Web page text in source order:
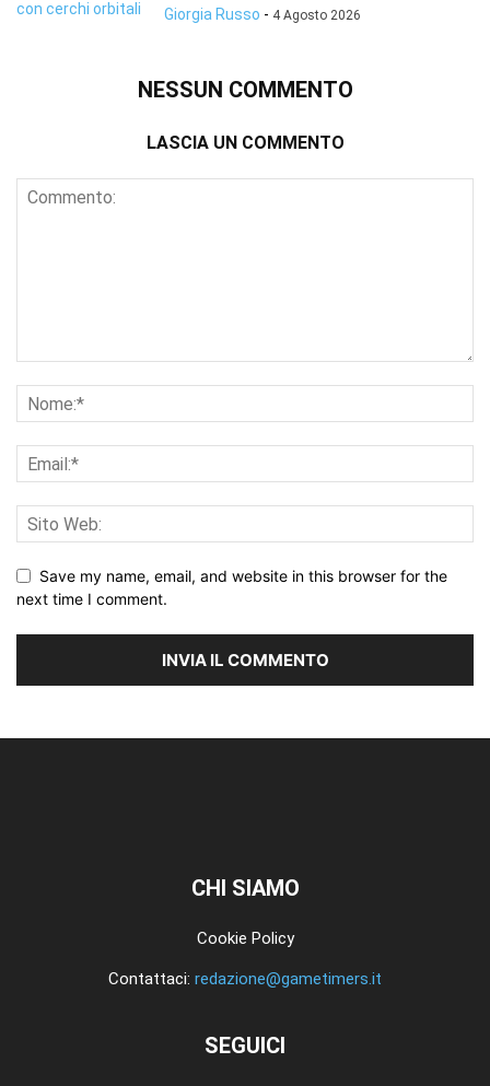
Giorgia Russo - 4 Agosto 2026
NESSUN COMMENTO
LASCIA UN COMMENTO
Save my name, email, and website in this browser for the
next time I comment.
CHI SIAMO
Cookie Policy
Contattaci: redazione@gametimers.it
SEGUICI